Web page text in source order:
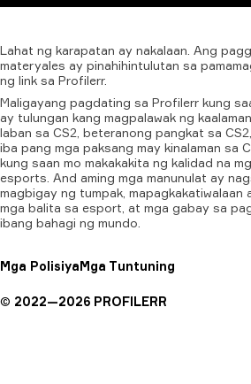
Lahat ng karapatan ay nakalaan. Ang
materyales ay pinahihintulutan sa
ng link sa Profilerr.
Maligayang pagdating sa Profilerr kung
ay tulungan kang magpalawak ng
laban sa CS2, beteranong pangkat sa
iba pang mga paksang may kinalaman sa
kung saan mo makakakita ng kalidad na
esports. And aming mga manunulat ay
magbigay ng tumpak, mapagkakatiwalaan
mga balita sa esport, at mga gabay sa
ibang bahagi ng mundo.
Mga PolisiyaMga Tuntuning
© 2022—2026 PROFILERR